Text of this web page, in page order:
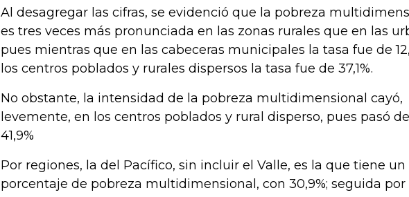
Al desagregar las cifras, se evidenció que la pobreza
es tres veces más pronunciada en las zonas rurales que en las
pues mientras que en las cabeceras municipales la tasa fue de
los centros poblados y rurales dispersos la tasa fue de 37,1%.
No obstante, la intensidad de la pobreza multidimensional cayó,
levemente, en los centros poblados y rural disperso, pues pasó
41,9%
Por regiones, la del Pacífico, sin incluir el Valle, es la que tiene
porcentaje de pobreza multidimensional, con 30,9%; seguida por